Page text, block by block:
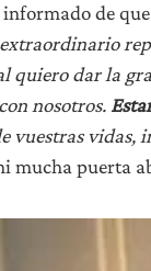
de
extraordinario
quiero dar la
nosotros.
vuestras vidas,
mucha puerta